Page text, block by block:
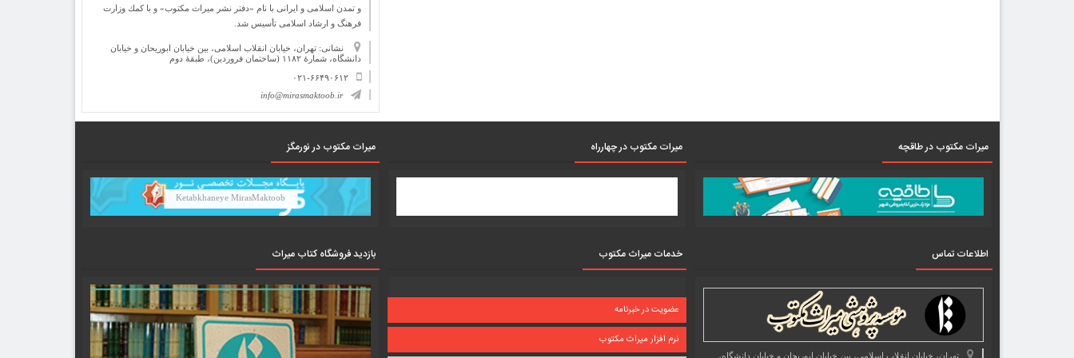
و تمدن اسلامی و ایرانی با نام «دفتر نشر میراث مكتوب» و با كمك وزارت
فرهنگ و ارشاد اسلامی تأسیس شد.
نشانی: تهران، خیابان انقلاب اسلامی، بین خیابان ابوریحان و خیابان
دانشگاه، شمارۀ ۱۱۸۲ (ساختمان فروردین)، طبقۀ دوم
۰۲۱-۶۶۴۹۰۶۱۲
info@mirasmaktoob.ir
میرات مکتوب در طاقچه
اطلاعات تماس
تهران، خیابان انقلاب اسلامی، بین خیابان ابوریحان و خیابان دانشگاه،
میرات مکتوب در چهارراه
خدمات میراث مکتوب
عضویت در خبرنامه
نرم افزار میراث مکتوب
میرات مکتوب در نورمگز
Ketabkhaneye MirasMaktoob
بازدید فروشگاه کتاب میراث